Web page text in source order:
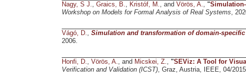
Nagy, S J., Graics, B., Kristóf, M., and Vörös, A., "
Workshop on Models for Formal Analysis of Real Systems,
Vágó, D., Simulation and transformation of domain-specific
2006.
Honfi, D. Vörös, A. , and Micskei, Z. "SEViz: A Tool for
Verification and Validation (ICST), Graz, Austria, IEEE, 04/2015.